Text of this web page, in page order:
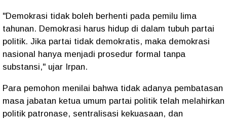
"Demokrasi tidak boleh berhenti pada pemilu lima
tahunan. Demokrasi harus hidup di dalam tubuh partai
politik. Jika partai tidak demokratis, maka demokrasi
nasional hanya menjadi prosedur formal tanpa
substansi," ujar Irpan.
Para pemohon menilai bahwa tidak adanya pembatasan
masa jabatan ketua umum partai politik telah melahirkan
politik patronase, sentralisasi kekuasaan, dan